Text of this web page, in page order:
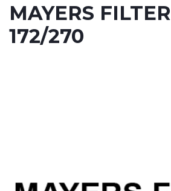
MAYERS
172/270